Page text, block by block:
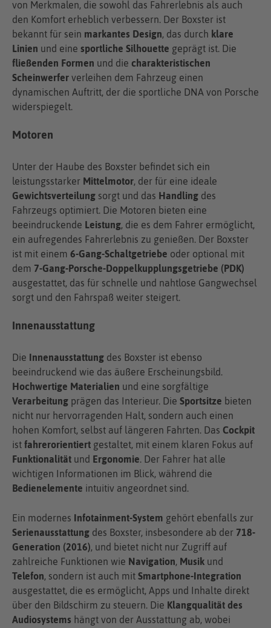
von Merkmalen, die sowohl das Fahrerlebnis als auch
den Komfort erheblich verbessern. Der Boxster ist
bekannt für sein markantes Design, das durch klare
Linien und eine sportliche Silhouette geprägt ist. Die
fließenden Formen und die charakteristischen
Scheinwerfer verleihen dem Fahrzeug einen
dynamischen Auftritt, der die sportliche DNA von Porsche
widerspiegelt.
Motoren
Unter der Haube des Boxster befindet sich ein
leistungsstarker Mittelmotor, der für eine ideale
Gewichtsverteilung sorgt und das Handling des
Fahrzeugs optimiert. Die Motoren bieten eine
beeindruckende Leistung, die es dem Fahrer ermöglicht,
ein aufregendes Fahrerlebnis zu genießen. Der Boxster
ist mit einem 6-Gang-Schaltgetriebe oder optional mit
dem 7-Gang-Porsche-Doppelkupplungsgetriebe (PDK)
ausgestattet, das für schnelle und nahtlose Gangwechsel
sorgt und den Fahrspaß weiter steigert.
Innenausstattung
Die Innenausstattung des Boxster ist ebenso
beeindruckend wie das äußere Erscheinungsbild.
Hochwertige Materialien und eine sorgfältige
Verarbeitung prägen das Interieur. Die Sportsitze bieten
nicht nur hervorragenden Halt, sondern auch einen
hohen Komfort, selbst auf längeren Fahrten. Das Cockpit
ist fahrerorientiert gestaltet, mit einem klaren Fokus auf
Funktionalität und Ergonomie. Der Fahrer hat alle
wichtigen Informationen im Blick, während die
Bedienelemente intuitiv angeordnet sind.
Ein modernes Infotainment-System gehört ebenfalls zur
Serienausstattung des Boxster, insbesondere ab der 718-
Generation (2016), und bietet nicht nur Zugriff auf
zahlreiche Funktionen wie Navigation, Musik und
Telefon, sondern ist auch mit Smartphone-Integration
ausgestattet, die es ermöglicht, Apps und Inhalte direkt
über den Bildschirm zu steuern. Die Klangqualität des
Audiosystems hängt von der Ausstattung ab, wobei